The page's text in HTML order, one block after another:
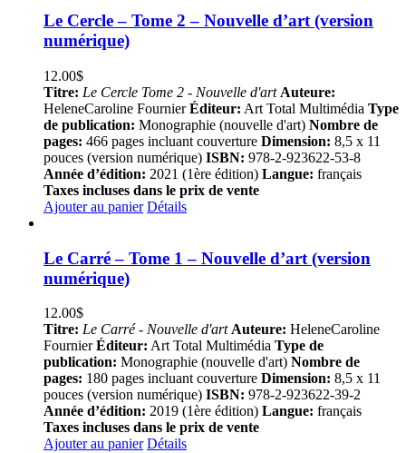
Le Cercle – Tome 2 – Nouvelle d’art (version
numérique)
12.00$
Titre: Le Cercle Tome 2 - Nouvelle d'art Auteure:
HeleneCaroline FournierÉditeur: Art Total Multimédia Type
de publication: Monographie (nouvelle d'art) Nombre de
pages: 466 pages incluant couverture Dimension: 8,5 x 11
pouces (version numérique) ISBN: 978-2-923622-53-8
Année d’édition: 2021 (1ère édition) Langue: français
Taxes incluses dans le prix de vente
Ajouter au panier Détails
Le Carré – Tome 1 – Nouvelle d’art (version
numérique)
12.00$
Titre: Le Carré - Nouvelle d'art Auteure: HeleneCaroline
FournierÉditeur: Art Total Multimédia Type de
publication: Monographie (nouvelle d'art) Nombre de
pages: 180 pages incluant couverture Dimension: 8,5 x 11
pouces (version numérique) ISBN: 978-2-923622-39-2
Année d’édition: 2019 (1ère édition) Langue: français
Taxes incluses dans le prix de vente
Ajouter au panier Détails